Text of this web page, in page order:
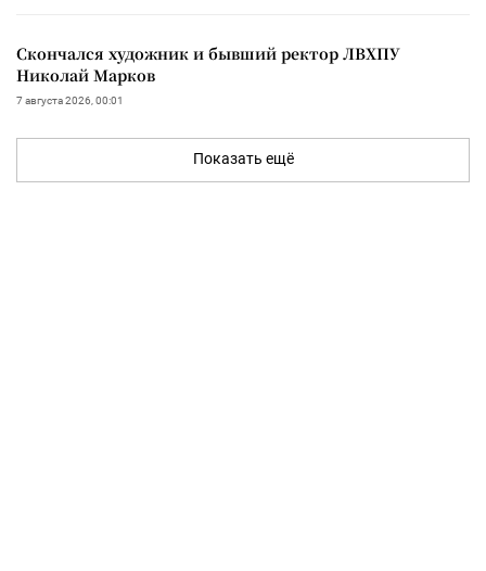
Скончался художник и бывший ректор ЛВХПУ
Николай Марков
7 августа 2026, 00:01
Показать ещё